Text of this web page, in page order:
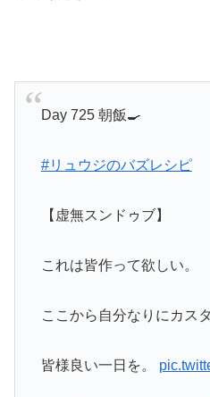
Day 725 朝飯🍳
#リュウジのバズレシピ
【虚無スンドゥブ】
これは皆作って欲しい。
ここから自分なりにカス
皆様良い一日を。